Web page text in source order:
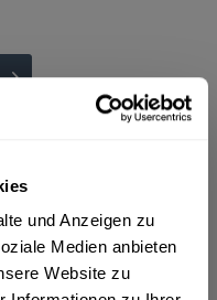
und Anzeigen zu
Medien anbieten
Website zu
x 1l"